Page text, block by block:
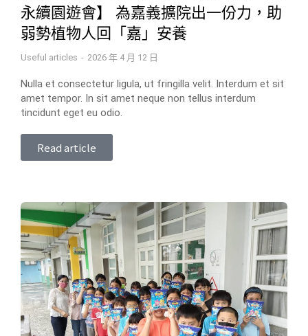
永續園遊會】 為嘉義擴院出一份力，助
弱勢植物人回「嘉」安養
Useful articles 2026 年 4 月 12 日
Nulla et consectetur ligula, ut fringilla velit. Interdum et sit
amet tempor. In sit amet neque non tellus interdum
tincidunt eget eu odio.
Read article